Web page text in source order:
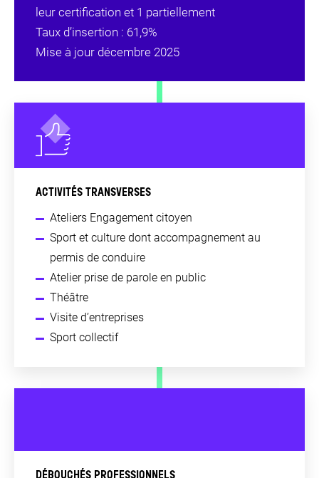
leur certification et 1 partiellement
Taux d’insertion : 61,9%
Mise à jour décembre 2025
ACTIVITÉS TRANSVERSES
Ateliers Engagement citoyen
Sport et culture dont accompagnement au
permis de conduire
Atelier prise de parole en public
Théâtre
Visite d’entreprises
Sport collectif